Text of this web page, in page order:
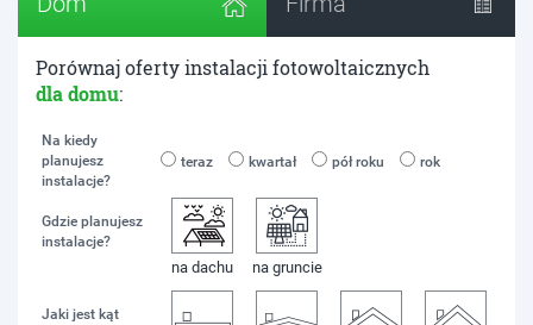
Porównaj oferty instalacji fotowoltaicznych
dla domu:
Na kiedy
planujesz
instalacje?
teraz kwartał pół roku rok
Gdzie planujesz
instalacje?
na dachu na gruncie
Jaki jest kąt